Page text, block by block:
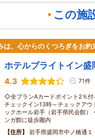
この施
は、心からのくつろぎをお約
ホテルブライトイン盛
4.3 71件
◇全プランAカードポイント2
チェックイン13時～チェックア
ックホール岩手（岩手県民会館）
ンガ館に徒歩圏内
住所
岩手県盛岡市中ノ橋通１